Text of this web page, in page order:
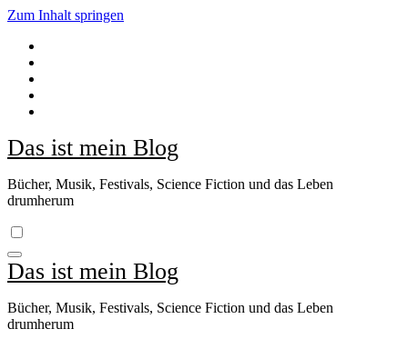
Zum Inhalt springen
Das ist mein Blog
Bücher, Musik, Festivals, Science Fiction und das Leben
drumherum
Das ist mein Blog
Bücher, Musik, Festivals, Science Fiction und das Leben
drumherum